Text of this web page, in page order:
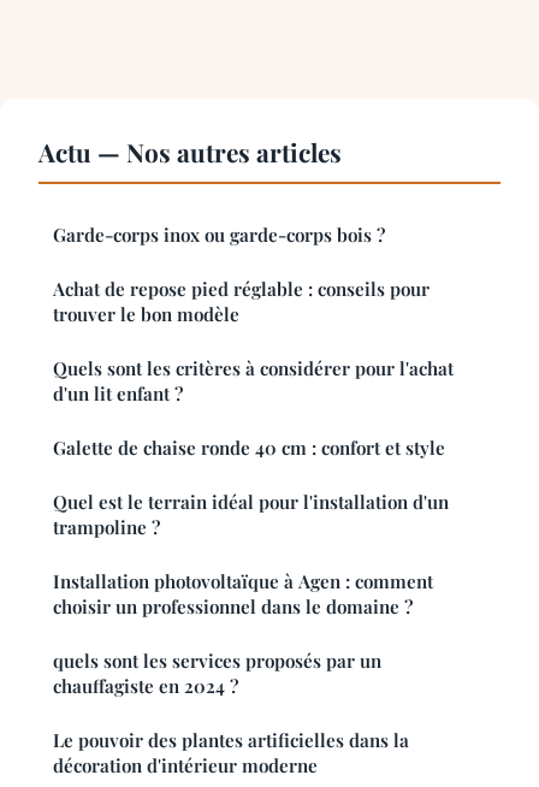
Actu — Nos autres articles
Garde-corps inox ou garde-corps bois ?
Achat de repose pied réglable : conseils pour
trouver le bon modèle
Quels sont les critères à considérer pour l'achat
d'un lit enfant ?
Galette de chaise ronde 40 cm : confort et style
Quel est le terrain idéal pour l'installation d'un
trampoline ?
Installation photovoltaïque à Agen : comment
choisir un professionnel dans le domaine ?
quels sont les services proposés par un
chauffagiste en 2024 ?
Le pouvoir des plantes artificielles dans la
décoration d'intérieur moderne